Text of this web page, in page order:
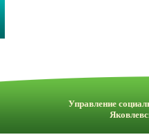
Управление